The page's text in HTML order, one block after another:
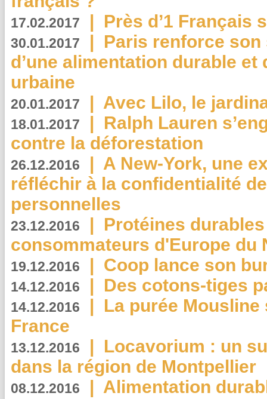
17.02.2017 | Près d’1 Français
30.01.2017 | Paris renforce
d’une alimentation durable et
urbaine
20.01.2017 | Avec Lilo, le
18.01.2017 | Ralph Lauren
contre la déforestation
26.12.2016 | A New-York, une
réfléchir à la confidentialité
personnelles
23.12.2016 | Protéines
consommateurs d'Europe du
19.12.2016 | Coop lance son
14.12.2016 | Des cotons-tiges
14.12.2016 | La purée
France
13.12.2016 | Locavorium : un
dans la région de Montpellier
08.12.2016 | Alimentation